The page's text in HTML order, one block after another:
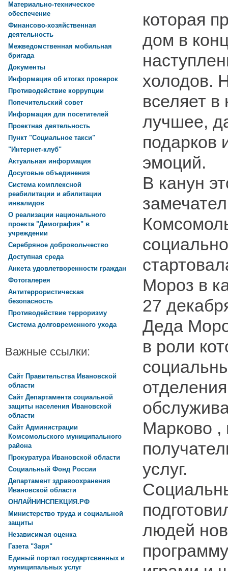
которая
дом в
холодов.
вселяет
лучшее,
подарков
эмоций.
В канун
Мороз в
27
Деда
в роли
Марково ,
услуг.
людей
Материально-техническое
обеспечение
Финансово-хозяйственная
деятельность
Межведомственная мобильная
бригада
Документы
Информация об итогах проверок
Противодействие коррупции
Попечительский совет
Информация для посетителей
Проектная деятельность
Пункт "Социальное такси"
"Интернет-клуб"
Актуальная информация
Досуговые объединения
Система комплексной
реабилитации и абилитации
инвалидов
О реализации национального
проекта "Демография" в
учреждении
Серебряное добровольчество
Доступная среда
Анкета удовлетворенности граждан
Фотогалерея
Антитеррористическая
безопасность
Противодействие терроризму
Система долговременного ухода
Важные ссылки:
Сайт Правительства Ивановской
области
Сайт Департамента социальной
защиты населения Ивановской
области
Сайт Администрации
Комсомольского муниципального
района
Прокуратура Ивановской области
Социальный Фонд России
Департамент здравоохранения
Ивановской области
ОНЛАЙНИНСПЕКЦИЯ.РФ
Министерство труда и социальной
защиты
Независимая оценка
Газета "Заря"
Единый портал государтсвенных и
муниципальных услуг